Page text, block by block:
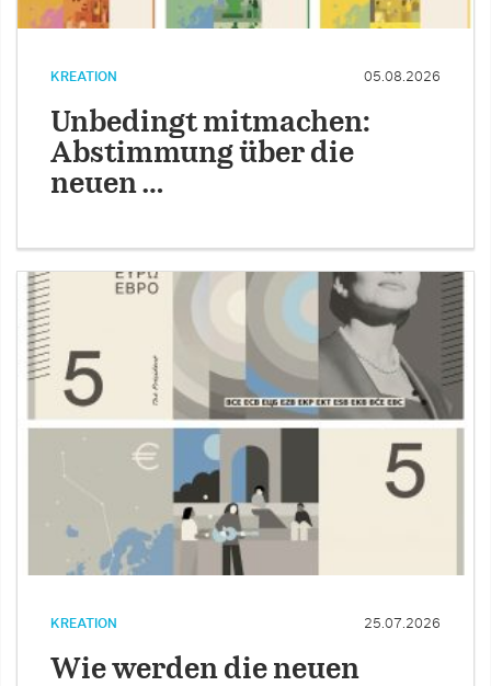
KREATION 05.08.2026
Unbedingt mitmachen:
Abstimmung über die
neuen …
KREATION 25.07.2026
Wie werden die neuen